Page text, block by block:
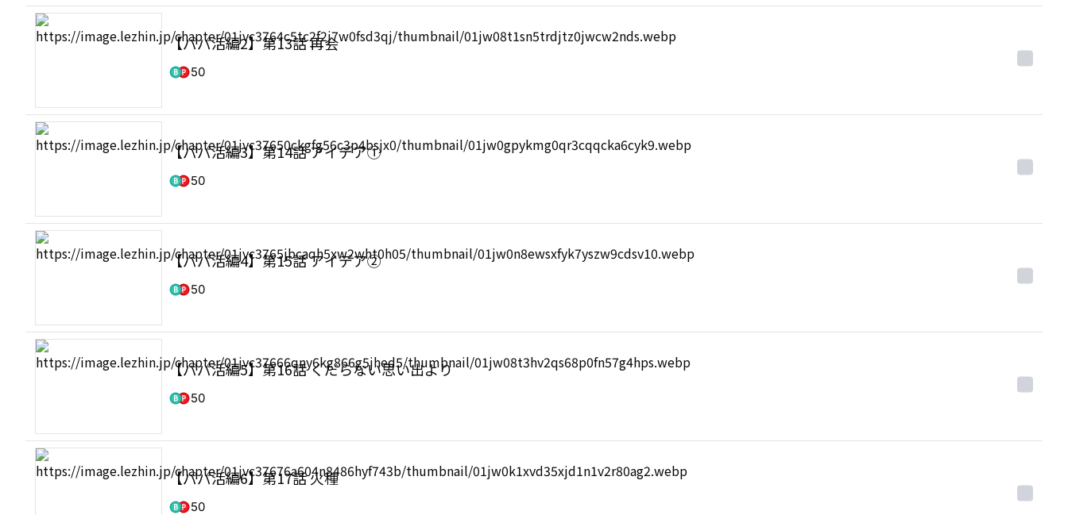
【パパ活編2】第13話 再会
50
【パパ活編3】第14話 アイデア①
50
【パパ活編4】第15話 アイデア②
50
【パパ活編5】第16話 くだらない思い出より
50
【パパ活編6】第17話 火種
50